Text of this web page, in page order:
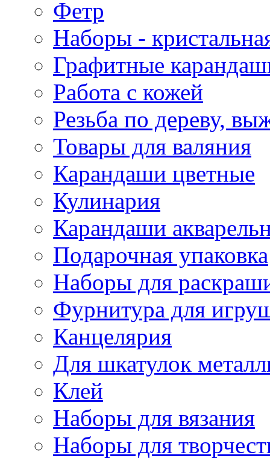
Фетр
Наборы -
Графитные
Работа с кожей
Резьба по дереву,
Товары для валяния
Карандаши цветные
Кулинария
Карандаши
Подарочная упаковка
Наборы для
Фурнитура для
Канцелярия
Для шкатулок
Клей
Наборы для вязания
Наборы для